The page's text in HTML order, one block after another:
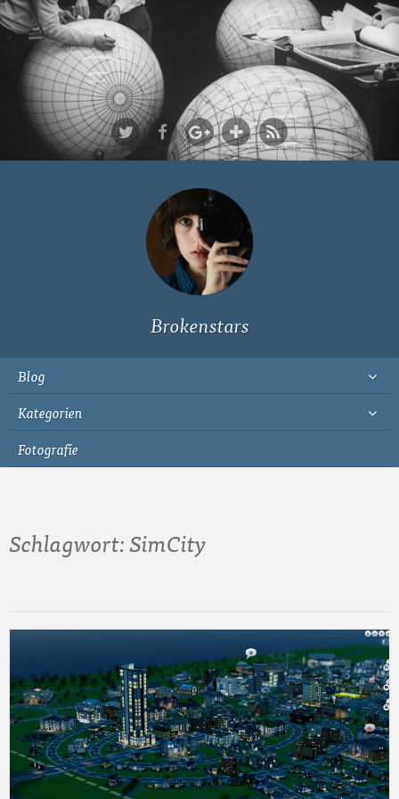
Ich bin Fyn,
23, und
wohne in
Köln
Brokenstars
Blog
Kategorien
Fotografie
Schlagwort:SimCity